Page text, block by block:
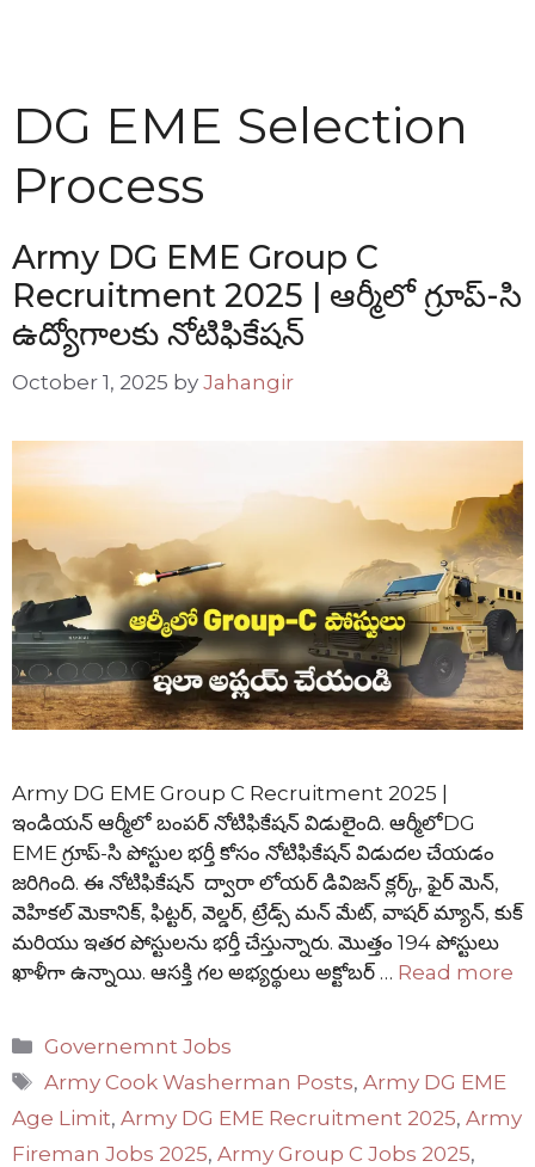
DG EME Selection
Process
Army DG EME Group C
Recruitment 2025 | ఆర్మీలో గ్రూప్-సి
ఉద్యోగాలకు నోటిఫికేషన్
October 1, 2025 by Jahangir
Army DG EME Group C Recruitment 2025 |
ఇండియన్ ఆర్మీలో బంపర్ నోటిఫికేషన్ విడులైంది. ఆర్మీలోDG
EME గ్రూప్-సి పోస్టుల భర్తీ కోసం నోటిఫికేషన్ విడుదల చేయడం
జరిగింది. ఈ నోటిఫికేషన్ ద్వారా లోయర్ డివిజన్ క్లర్క్, ఫైర్ మెన్,
వెహికల్ మెకానిక్, ఫిట్టర్, వెల్డర్, ట్రేడ్స్ మన్ మేట్, వాషర్ మ్యాన్, కుక్
మరియు ఇతర పోస్టులను భర్తీ చేస్తున్నారు. మొత్తం 194 పోస్టులు
ఖాళీగా ఉన్నాయి. ఆసక్తి గల అభ్యర్థులు అక్టోబర్ … Read more
Categories
Governemnt Jobs
Tags
Army Cook Washerman Posts,Army DG EME
Age Limit, Army DG EME Recruitment 2025, Army
Fireman Jobs 2025, Army Group C Jobs 2025,